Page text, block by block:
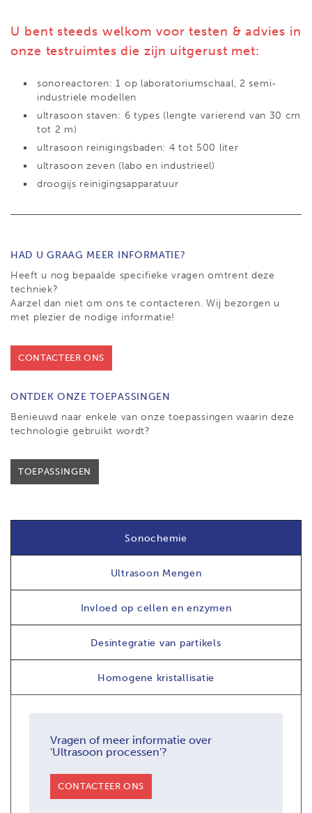
U bent steeds welkom voor testen & advies in
onze testruimtes die zijn uitgerust met:
sonoreactoren: 1 op laboratoriumschaal, 2 semi-
industriele modellen
ultrasoon staven: 6 types (lengte varierend van 30 cm
tot 2 m)
ultrasoon reinigingsbaden: 4 tot 500 liter
ultrasoon zeven (labo en industrieel)
droogijs reinigingsapparatuur
HAD U GRAAG MEER INFORMATIE?
Heeft u nog bepaalde specifieke vragen omtrent deze
techniek?
Aarzel dan niet om ons te contacteren. Wij bezorgen u
met plezier de nodige informatie!
CONTACTEER ONS
ONTDEK ONZE TOEPASSINGEN
Benieuwd naar enkele van onze toepassingen waarin deze
technologie gebruikt wordt?
TOEPASSINGEN
Sonochemie
Ultrasoon Mengen
Invloed op cellen en enzymen
Desintegratie van partikels
Homogene kristallisatie
Vragen of meer informatie over
'Ultrasoon processen'?
CONTACTEER ONS